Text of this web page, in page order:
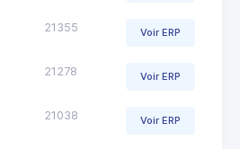
21355 Voir ERP
21278 Voir ERP
21038 Voir ERP